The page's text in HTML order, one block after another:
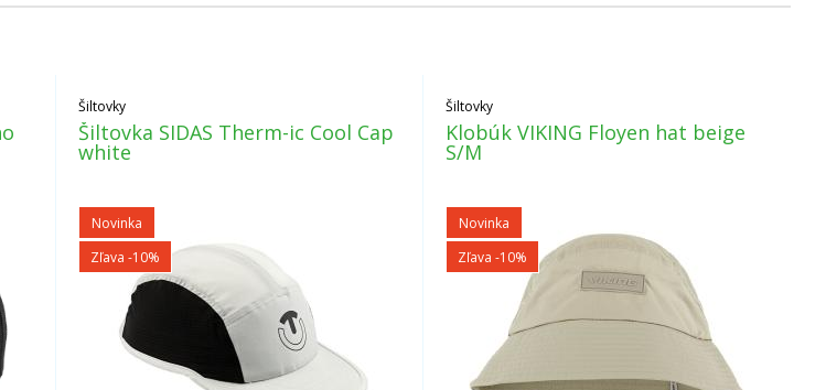
Šiltovky
Šiltovka SIDAS Therm-ic Cool Cap
white
Novinka
Zľava -10%
Šiltovky
Klobúk VIKING Floyen hat beige
S/M
Novinka
Zľava -10%